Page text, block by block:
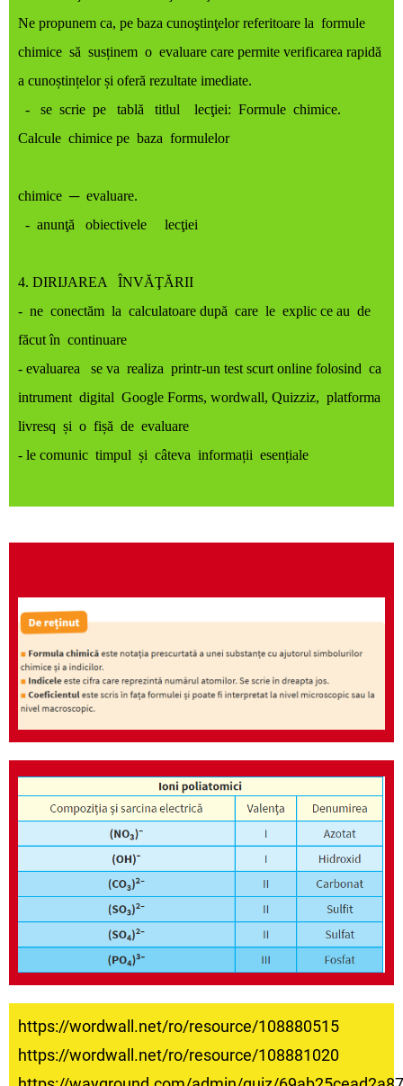
Ne propunem ca, pe baza cunoştinţelor referitoare la formule
chimice să susținem o evaluare care permite verificarea rapidă
a cunoștințelor și oferă rezultate imediate.
- se scrie pe tablă titlul lecţiei: Formule chimice.
Calcule chimice pe baza formulelor
chimice ─ evaluare.
- anunţă obiectivele lecţiei
4. DIRIJAREA ÎNVĂŢĂRII
- ne conectăm la calculatoare după care le explic ce au de
făcut în continuare
- evaluarea se va realiza printr-un test scurt online folosind ca
intrument digital Google Forms, wordwall, Quizziz, platforma
livresq și o fișă de evaluare
- le comunic timpul și câteva informații esențiale
https://wordwall.net/ro/resource/108880515
https://wordwall.net/ro/resource/108881020